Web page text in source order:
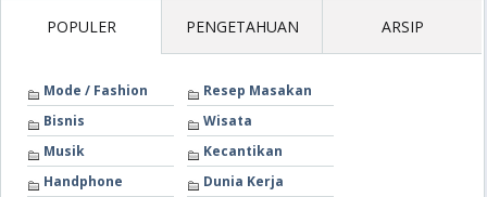
POPULER PENGETAHUAN ARSIP
Mode / Fashion
Resep Masakan
Bisnis
Wisata
Musik
Kecantikan
Handphone
Dunia Kerja